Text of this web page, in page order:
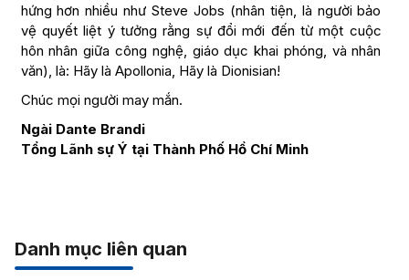
hứng hơn nhiều như Steve Jobs (nhân tiện, là người bảo
vệ quyết liệt ý tưởng rằng sự đổi mới đến từ một cuộc
hôn nhân giữa công nghệ, giáo dục khai phóng, và nhân
văn), là: Hãy là Apollonia, Hãy là Dionisian!
Chúc mọi người may mắn.
Ngài Dante Brandi
Tổng Lãnh sự Ý tại Thành Phố Hồ Chí Minh
Danh mục liên quan